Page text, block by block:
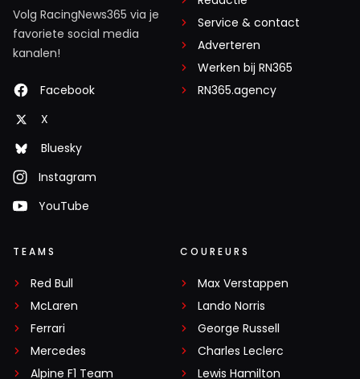
Volg RacingNews365 via je
favoriete social media
kanalen!
Facebook
X
Bluesky
Instagram
YouTube
Service & contact
Adverteren
Werken bij RN365
RN365.agency
TEAMS
Red Bull
McLaren
Ferrari
Mercedes
Alpine F1 Team
COUREURS
Max Verstappen
Lando Norris
George Russell
Charles Leclerc
Lewis Hamilton